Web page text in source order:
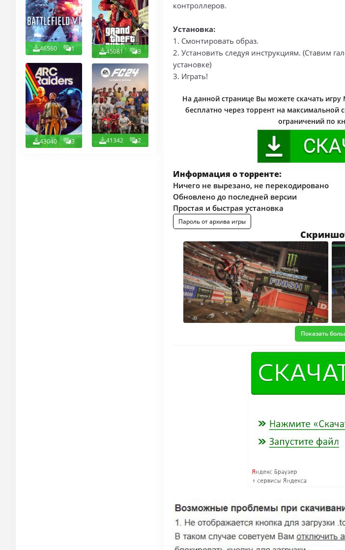
46560 1 45081 3
43040 3 41342 2
контроллеров.
Установка:
1. Смонтировать образ.
2. Установить следуя инструкциям. (Ставим
установке)
3. Играть!
На данной странице Вы можете скачать игру
бесплатно через торрент на максимальной
ограничений по
Информация о торренте:
Ничего не вырезано, не перекодировано
Обновлено до последней версии
Простая и быстрая установка
Пароль от архива игры
Показать